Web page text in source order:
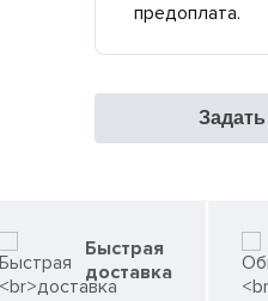
предоплата.
Быстрая
доставка